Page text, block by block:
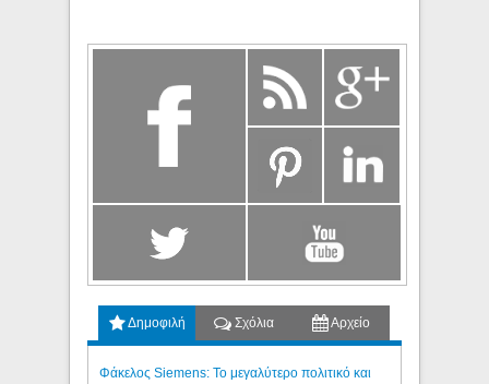
Δημοφιλή Σχόλια Αρχείο
Φάκελος Siemens: Το μεγαλύτερο πολιτικό και